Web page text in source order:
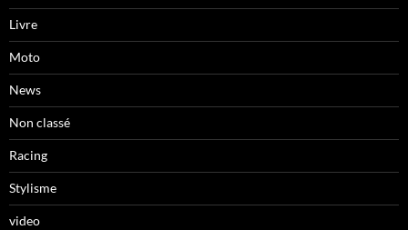
Livre
Moto
News
Non classé
Racing
Stylisme
video